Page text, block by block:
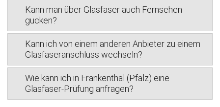
Kann man über Glasfaser auch Fernsehen
gucken?
Kann ich von einem anderen Anbieter zu einem
Glasfaseranschluss wechseln?
Wie kann ich in Frankenthal (Pfalz) eine
Glasfaser-Prüfung anfragen?